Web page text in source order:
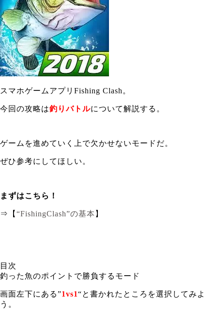
スマホゲームアプリFishing Clash。
今回の攻略は釣りバトルについて解説する。
ゲームを進めていく上で欠かせないモードだ。
ぜひ参考にしてほしい。
まずはこちら！
⇒【 “FishingClash”の基本 】
目次
釣った魚のポイントで勝負するモード
画面左下にある”1vs1“と書かれたところを選択してみよ
う。